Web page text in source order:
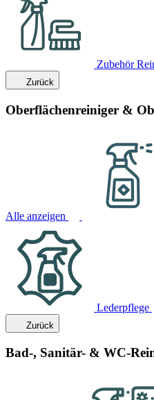
Zubehör
Zurück
Oberflächenreiniger &
Alle anzeigen
Lederpflege
Zurück
Bad-, Sanitär- & WC-